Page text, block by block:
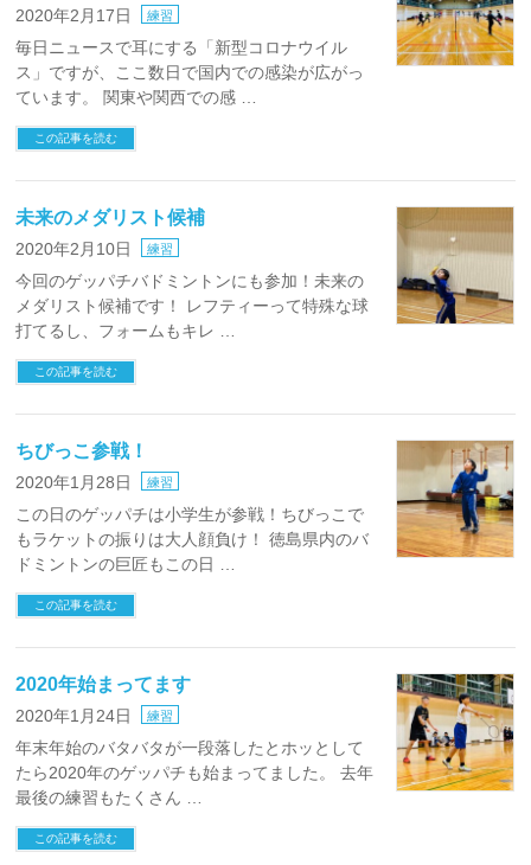
2020年2月17日 練習
毎日ニュースで耳にする「新型コロナウイル
ス」ですが、ここ数日で国内での感染が広がっ
ています。 関東や関西での感 …
この記事を読む
未来のメダリスト候補
2020年2月10日 練習
今回のゲッパチバドミントンにも参加！未来の
メダリスト候補です！ レフティーって特殊な球
打てるし、フォームもキレ …
この記事を読む
ちびっこ参戦！
2020年1月28日 練習
この日のゲッパチは小学生が参戦！ちびっこで
もラケットの振りは大人顔負け！ 徳島県内のバ
ドミントンの巨匠もこの日 …
この記事を読む
2020年始まってます
2020年1月24日 練習
年末年始のバタバタが一段落したとホッとして
たら2020年のゲッパチも始まってました。 去年
最後の練習もたくさん …
この記事を読む